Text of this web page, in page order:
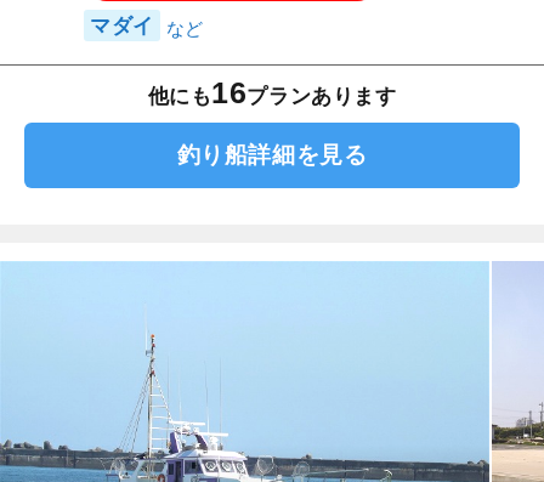
マダイ
他にも16プランあります
釣り船詳細を見る